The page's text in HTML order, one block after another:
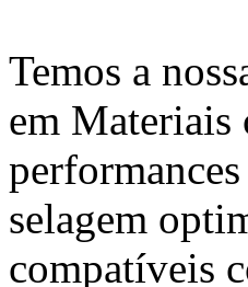
Temos a
em Materiais
selagem
compatíveis